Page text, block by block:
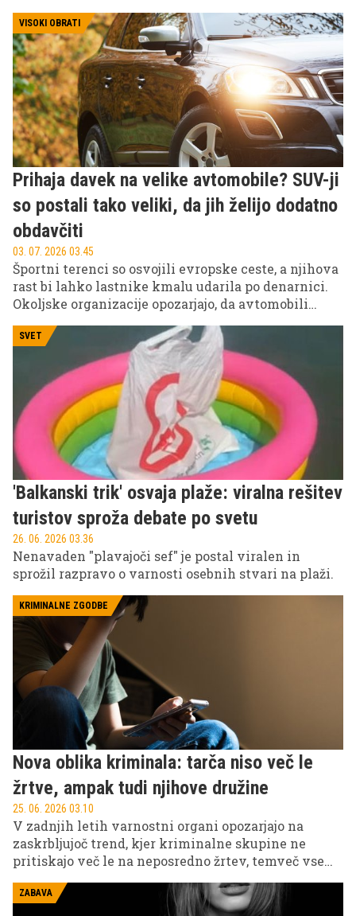
v Parizu, Milanu in drugih modnih prestolnicah so
pozornost ukradli nenavadni, skoraj futuristični
čevlji, ki brišejo meje med modo, umetnostjo in
performansom.
VISOKI OBRATI
Prihaja davek na velike avtomobile? SUV-ji
so postali tako veliki, da jih želijo dodatno
obdavčiti
03. 07. 2026 03.45
Športni terenci so osvojili evropske ceste, a njihova
rast bi lahko lastnike kmalu udarila po denarnici.
Okoljske organizacije opozarjajo, da avtomobili
za sodobna mesta. Ena od rešitev? Poseben davek za
največje modele.
SVET
'Balkanski trik' osvaja plaže: viralna rešitev
turistov sproža debate po svetu
26. 06. 2026 03.36
Nenavaden "plavajoči sef" je postal viralen in
sprožil razpravo o varnosti osebnih stvari na plaži.
KRIMINALNE ZGODBE
Nova oblika kriminala: tarča niso več le
žrtve, ampak tudi njihove družine
25. 06. 2026 03.10
V zadnjih letih varnostni organi opozarjajo na
zaskrbljujoč trend, kjer kriminalne skupine ne
pritiskajo več le na neposredno žrtev, temveč vse
ZABAVA